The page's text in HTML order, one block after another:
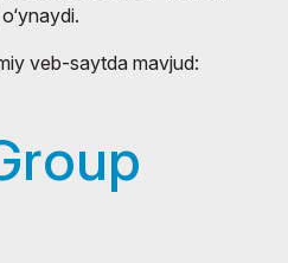
veb-saytda mavjud: